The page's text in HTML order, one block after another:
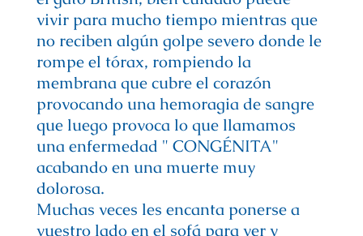
vivir para mucho tiempo mientras que
no reciben algún golpe severo donde le
rompe el tórax, rompiendo la
membrana que cubre el corazón
provocando una hemoragia de sangre
que luego provoca lo que llamamos
una enfermedad " CONGÉNITA"
acabando en una muerte muy
dolorosa.
Muchas veces les encanta ponerse a
vuestro lado en el sofá para ver y